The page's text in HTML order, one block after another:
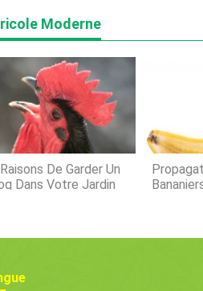
Moderne
De Garder Un
Dans Votre Jardin